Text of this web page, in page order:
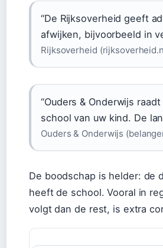
“De Rijksoverheid geeft
afwijken, bijvoorbeeld in
Rijksoverheid
“Ouders & Onderwijs
school van uw kind. De
Ouders & Onderwijs
De boodschap is helder: de
heeft de school. Vooral in
volgt dan de rest, is extra